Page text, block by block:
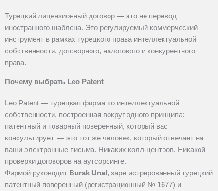
Турецкий лицензионный договор — это не перевод
иностранного шаблона. Это регулируемый коммерческий
инструмент в рамках турецкого права интеллектуальной
собственности, договорного, налогового и конкурентного
права.
Почему выбрать Leo Patent
Leo Patent — турецкая фирма по интеллектуальной
собственности, построенная вокруг одного принципа:
патентный и товарный поверенный, который вас
консультирует, — это тот же человек, который отвечает на
ваши электронные письма. Никаких колл-центров. Никакой
проверки договоров на аутсорсинге.
Фирмой руководит Burak Unal, зарегистрированный турецкий
патентный поверенный (регистрационный № 1677) и